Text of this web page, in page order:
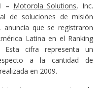
– Motorola Solutions, Inc.
de soluciones de misión
que se registraron
Latina en el Ranking
Esta cifra representa un
a la cantidad de
en 2009.